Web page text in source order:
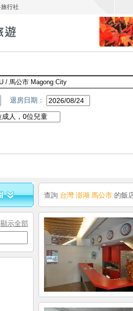
退房日期：
顯示全部
查詢 台灣 澎湖 馬公市 的飯